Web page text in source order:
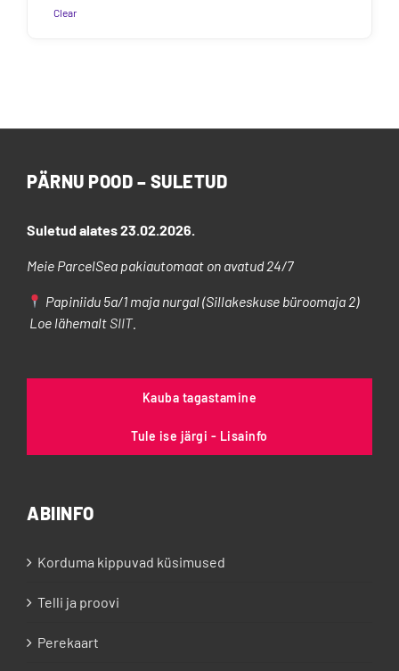
Clear
PÄRNU POOD – SULETUD
Suletud alates 23.02.2026.
Meie ParcelSea pakiautomaat on avatud 24/7
Papiniidu 5a/1 maja nurgal (Sillakeskuse büroomaja 2)
Loe lähemaltSIIT.
Kauba tagastamine
Tule ise järgi - Lisainfo
ABIINFO
Korduma kippuvad küsimused
Telli ja proovi
Perekaart